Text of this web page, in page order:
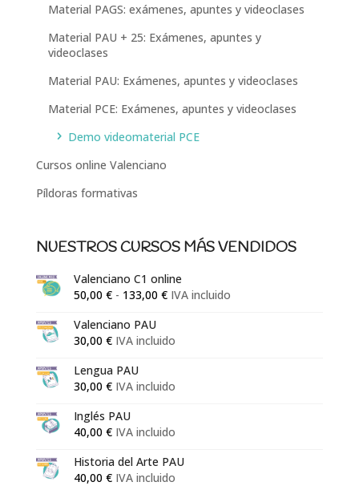
Material PAGS: exámenes, apuntes y videoclases
Material PAU + 25: Exámenes, apuntes y
videoclases
Material PAU: Exámenes, apuntes y videoclases
Material PCE: Exámenes, apuntes y videoclases
Demo videomaterial PCE
Cursos online Valenciano
Píldoras formativas
NUESTROS CURSOS MÁS VENDIDOS
Valenciano C1 online
50,00 € - 133,00 €Rango
desde
hasta
IVA incluido
Valenciano PAU
30,00 € IVA incluido
Lengua PAU
30,00 € IVA incluido
Inglés PAU
40,00 € IVA incluido
Historia del Arte PAU
40,00 € IVA incluido